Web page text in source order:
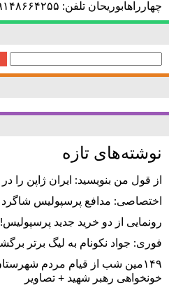
چهارراهابوریحان تلفن: ۰۹۱۴۸۶۶۴۲۵۵
برای:
نوشته‌های تازه
از قول من بنویسید: ایران ژاپن را
اختصاصی: مدافع پرسپولیس
رونمایی از دو خرید جدید پرسپولیس!
فوری: جواد نکونام به لیگ برتر
۱۴۹مین شب از قیام مردم
خونخواهی رهبر شهید + تصاویر